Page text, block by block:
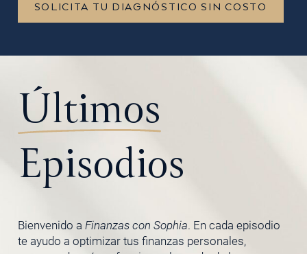
SOLICITA TU DIAGNÓSTICO SIN COSTO
Últimos
Episodios
Bienvenido a Finanzas con Sophia. En cada episodio
te ayudo a optimizar tus finanzas personales,